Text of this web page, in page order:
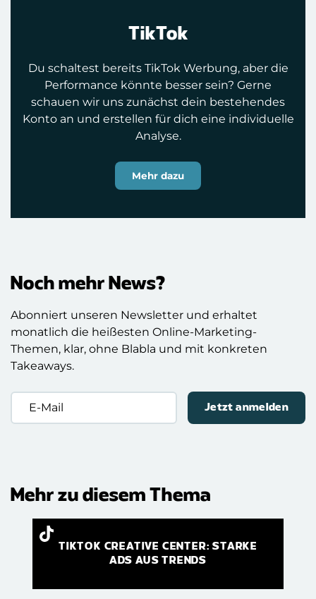
TikTok
Du schaltest bereits TikTok Werbung, aber die
Performance könnte besser sein? Gerne
schauen wir uns zunächst dein bestehendes
Konto an und erstellen für dich eine individuelle
Analyse.
Mehr dazu
Noch mehr News?
Abonniert unseren Newsletter und erhaltet
monatlich die heißesten Online-Marketing-
Themen, klar, ohne Blabla und mit konkreten
Takeaways.
E-
Mail
Mehr zu diesem Thema
TIKTOK CREATIVE CENTER: STARKE
ADS AUS TRENDS